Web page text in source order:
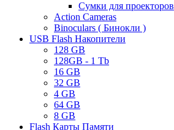
Сумки для проекторов
Action Cameras
Binoculars ( Бинокли )
USB Flash Накопители
128 GB
128GB - 1 Tb
16 GB
32 GB
4 GB
64 GB
8 GB
Flash Карты Памяти